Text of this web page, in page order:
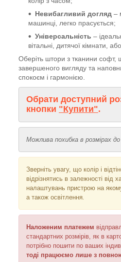
Невибагливий догляд –
машинці, легко прасується;
Універсальність –
вітальні, дитячої кімнати, або
Оберіть штори з тканини софт,
завершеного вигляду та
спокоєм і гармонією.
Обрати доступний
кнопки "Купити".
Можлива похибка в розмірах до
Зверніть увагу, що колір і
відрізнятись в залежності від
налаштувань пристрою на
а також освітлення
Наложеним платежем
стандартних розмірів, як в
потрібно пошити по ваших
тоді працюємо лише з